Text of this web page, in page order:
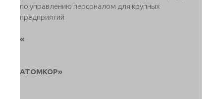
по управлению персоналом для крупных
предприятий
«
АТОМКОР»